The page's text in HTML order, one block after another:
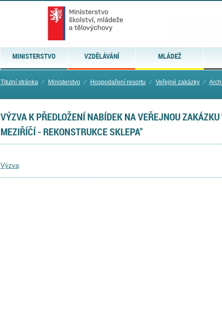
MINISTERSTVO VZDĚLÁVÁNÍ MLÁDEŽ
Titulní stránka ⁄ Ministerstvo ⁄ Hospodaření resortu ⁄ Veřejné zakázky ⁄
VÝZVA K PŘEDLOŽENÍ NABÍDEK NA VEŘEJNOU
MEZIŘÍČÍ - REKONSTRUKCE SKLEPA"
Výzva